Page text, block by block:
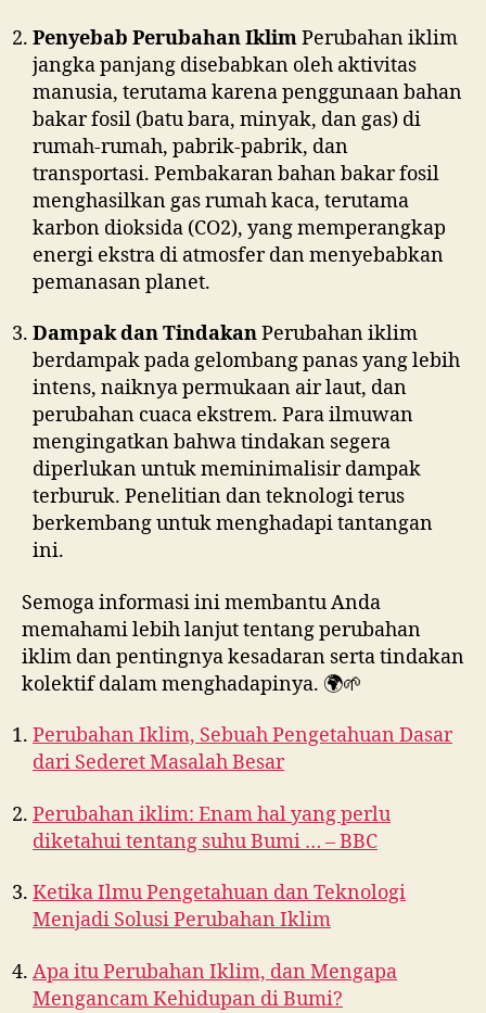
Penyebab Perubahan IklimPerubahan iklim
jangka panjang disebabkan oleh aktivitas
manusia, terutama karena penggunaan bahan
bakar fosil (batu bara, minyak, dan gas) di
rumah-rumah, pabrik-pabrik, dan
transportasi. Pembakaran bahan bakar fosil
menghasilkan gas rumah kaca, terutama
karbon dioksida (CO2), yang memperangkap
energi ekstra di atmosfer dan menyebabkan
pemanasan planet.
Dampak dan TindakanPerubahan iklim
berdampak pada gelombang panas yang lebih
intens, naiknya permukaan air laut, dan
perubahan cuaca ekstrem. Para ilmuwan
mengingatkan bahwa tindakan segera
diperlukan untuk meminimalisir dampak
terburuk. Penelitian dan teknologi terus
berkembang untuk menghadapi tantangan
ini.
Semoga informasi ini membantu Anda
memahami lebih lanjut tentang perubahan
iklim dan pentingnya kesadaran serta tindakan
kolektif dalam menghadapinya. 🌍🌱
Perubahan Iklim, Sebuah Pengetahuan Dasar
dari Sederet Masalah Besar
Perubahan iklim: Enam hal yang perlu
diketahui tentang suhu Bumi … – BBC
Ketika Ilmu Pengetahuan dan Teknologi
Menjadi Solusi Perubahan Iklim
Apa itu Perubahan Iklim, dan Mengapa
Mengancam Kehidupan di Bumi?